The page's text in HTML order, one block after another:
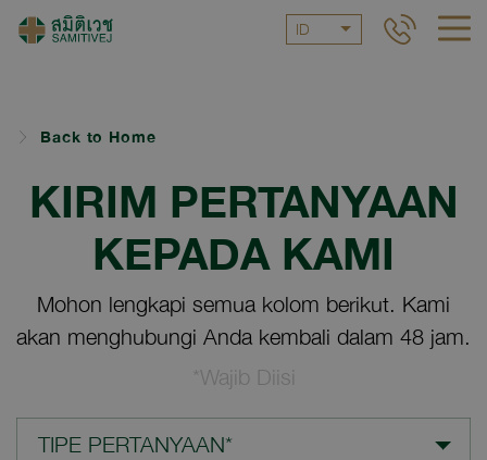
ID
Back to Home
KIRIM PERTANYAAN
KEPADA KAMI
Mohon lengkapi semua kolom berikut. Kami
akan menghubungi Anda kembali dalam 48 jam.
*Wajib Diisi
TIPE PERTANYAAN*